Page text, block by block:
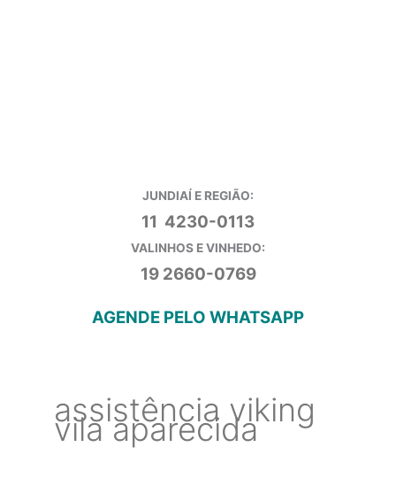
JUNDIAÍ E REGIÃO:
11 4230-0113
VALINHOS E VINHEDO:
19 2660-0769
AGENDE PELO WHATSAPP
assistência viking
vila aparecida